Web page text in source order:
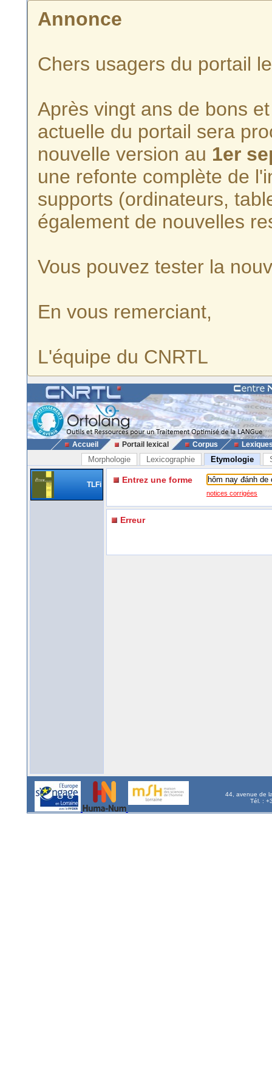
Annonce
Chers usagers du portail
Après vingt ans de bons
actuelle du portail sera
nouvelle version au 1er
une refonte complète de
supports (ordinateurs,
également de nouvelles
Vous pouvez tester la
En vous remerciant,
L'équipe du CNRTL
Accueil Portail lexical Corpus
Morphologie Lexicographie Etymologie
TLFi Entrez une forme
notices corrigées
Erreur
44, avenue de
Tél. :